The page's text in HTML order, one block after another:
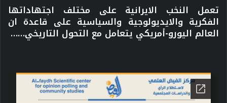
تعمل النخب الايرانية على مختلف اجتهاداتها
الفكرية والايديولوجية والسياسية على قاعدة ان
العالم اليورو-أمريكي يتعامل مع التحول التاريخي……